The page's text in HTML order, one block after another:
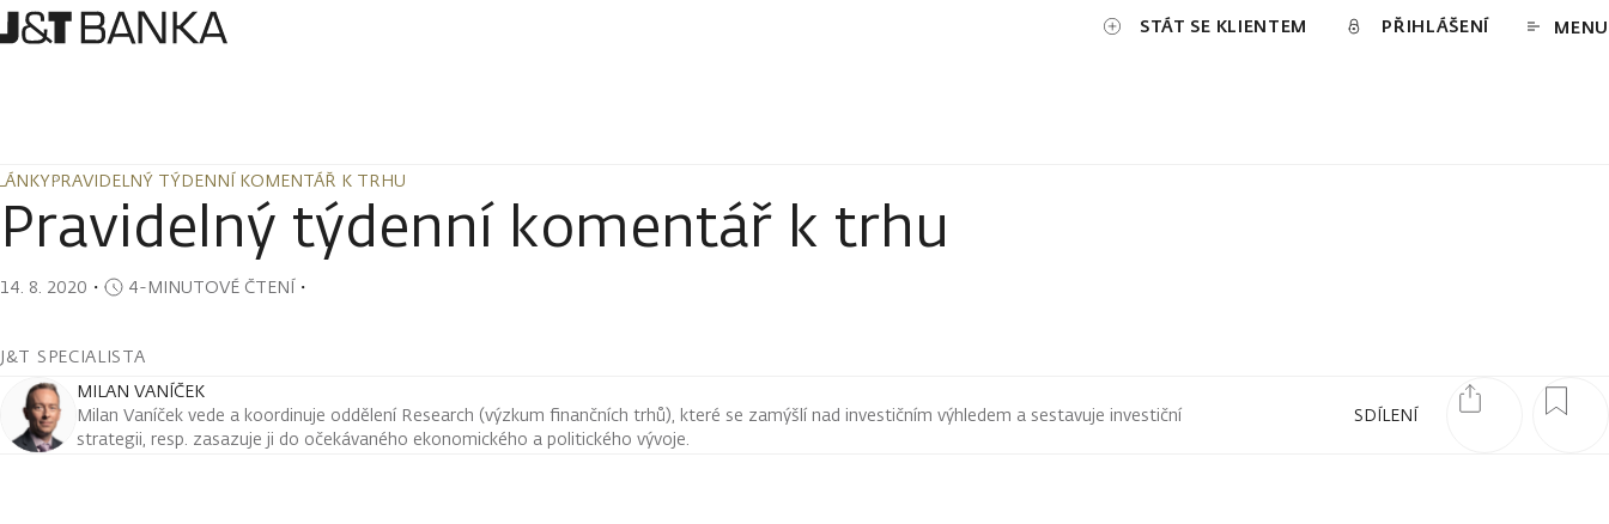
STÁT SE KLIENTEM PŘIHLÁŠENÍ MENU
PRAVIDELNÝ TÝDENNÍ KOMENTÁŘ K TRHU
PRAVIDELNÝ TÝDENNÍ KOMENTÁŘ K TRHU
Pravidelný týdenní komentář k trhu
14. 8. 2020 ・ 4-MINUTOVÉ ČTENÍ・
J&T SPECIALISTA
SDÍLENÍ
MILAN VANÍČEK
Milan Vaníček vede a koordinuje oddělení Research (výzkum finančních trhů), které se zamýšlí nad investičním výhledem a sestavuje investiční
strategii, resp. zasazuje ji do očekávaného ekonomického a politického vývoje.